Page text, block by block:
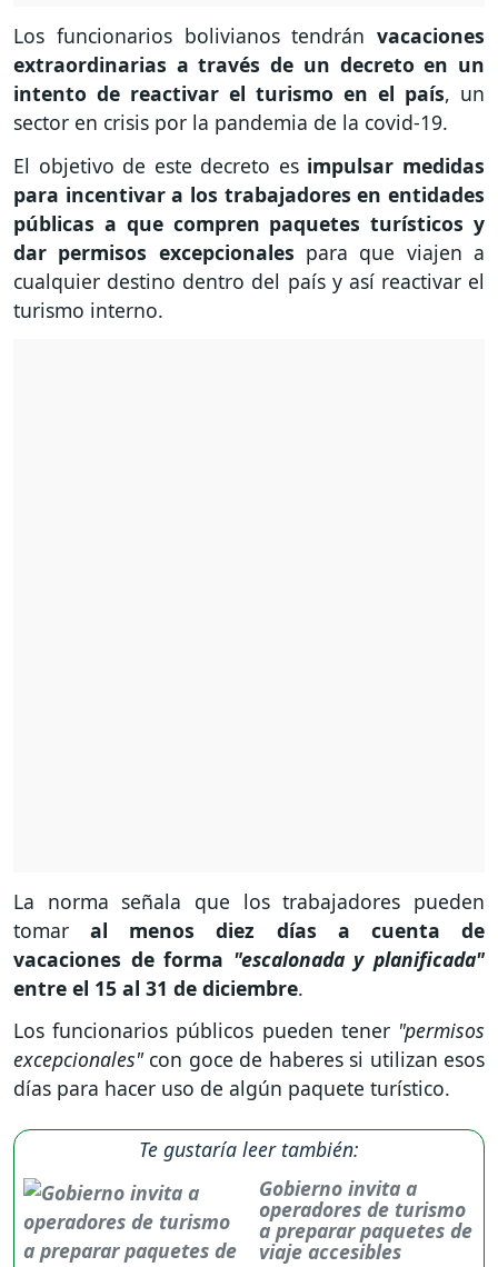
Los funcionarios bolivianos tendrán vacaciones
extraordinarias a través de un decreto en un
intento de reactivar el turismo en el país, un
sector en crisis por la pandemia de la covid-19.
El objetivo de este decreto esimpulsar medidas
para incentivar a los trabajadores en entidades
públicas a que compren paquetes turísticos y
dar permisos excepcionales para que viajen a
cualquier destino dentro del país y así reactivar el
turismo interno.
La norma señala que los trabajadores pueden
tomar al menos diez días a cuenta de
vacaciones de forma "escalonada y planificada"
entre el 15 al 31 de diciembre.
Los funcionarios públicos pueden tener "permisos
excepcionales" con goce de haberes si utilizan esos
días para hacer uso de algún paquete turístico.
Te gustaría leer también:
Gobierno invita a
operadores de turismo
a preparar paquetes de
viaje accesibles